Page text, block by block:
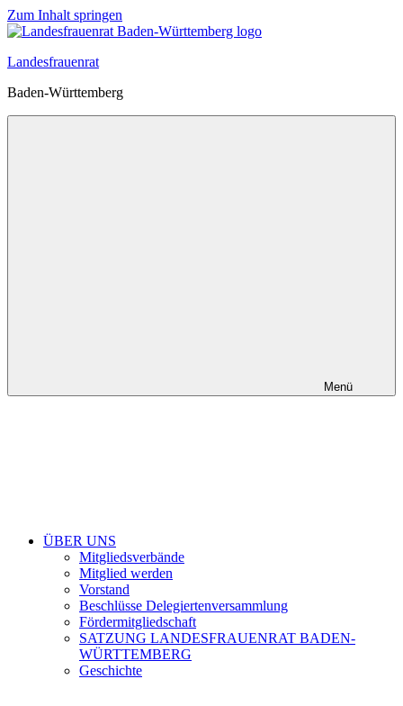
Zum Inhalt springen
Landesfrauenrat
Baden-Württemberg
Menü
ÜBER UNS
Mitgliedsverbände
Mitglied werden
Vorstand
Beschlüsse Delegiertenversammlung
Fördermitgliedschaft
SATZUNG LANDESFRAUENRAT BADEN-
WÜRTTEMBERG
Geschichte